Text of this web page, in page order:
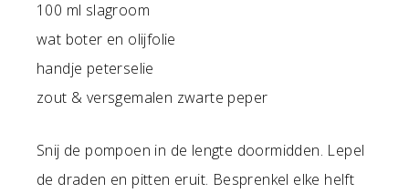
100 ml slagroom
wat boter en olijfolie
handje peterselie
zout & versgemalen zwarte peper
Snij de pompoen in de lengte doormidden. Lepel
de draden en pitten eruit. Besprenkel elke helft